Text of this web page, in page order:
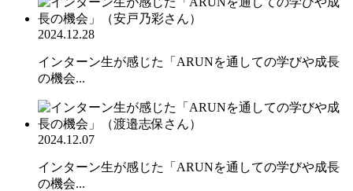
2024.12.28
インターン生が感じた「ARUNを通しての学びや成長
の機会...
2024.12.07
インターン生が感じた「ARUNを通しての学びや成長
の機会...